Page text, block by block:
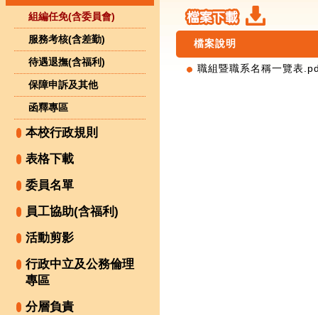
組編任免(含委員會)
服務考核(含差勤)
待遇退撫(含福利)
保障申訴及其他
函釋專區
本校行政規則
表格下載
委員名單
員工協助(含福利)
活動剪影
行政中立及公務倫理
專區
分層負責
檔案說明
職組暨職系名稱一覽表